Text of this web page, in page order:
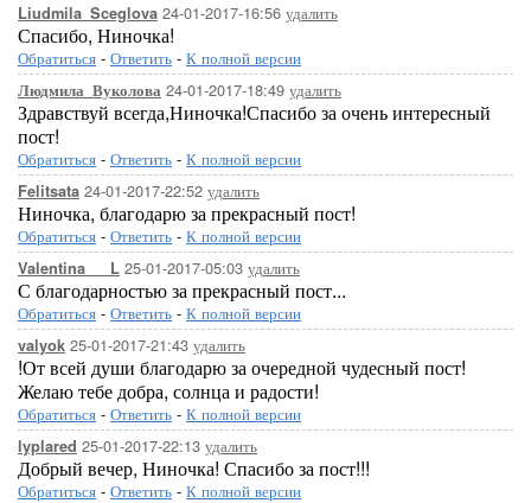
Liudmila_Sceglova 24-01-2017-16:56 удалить
Спасибо, Ниночка!
Обратиться - Ответить - К полной версии
Людмила_Вуколова 24-01-2017-18:49 удалить
Здравствуй всегда,Ниночка!Спасибо за очень интересный
пост!
Обратиться - Ответить - К полной версии
Felitsata 24-01-2017-22:52 удалить
Ниночка, благодарю за прекрасный пост!
Обратиться - Ответить - К полной версии
Valentina___L 25-01-2017-05:03 удалить
С благодарностью за прекрасный пост...
Обратиться - Ответить - К полной версии
valyok 25-01-2017-21:43 удалить
!От всей души благодарю за очередной чудесный пост!
Желаю тебе добра, солнца и радости!
Обратиться - Ответить - К полной версии
lyplared 25-01-2017-22:13 удалить
Добрый вечер, Ниночка! Спасибо за пост!!!
Обратиться - Ответить - К полной версии